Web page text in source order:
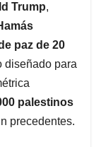
Trump,
paz de 20
diseñado para
palestinos
precedentes.